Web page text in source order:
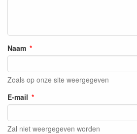
Naam
Zoals op onze site weergegeven
E-mail
Zal niet weergegeven worden